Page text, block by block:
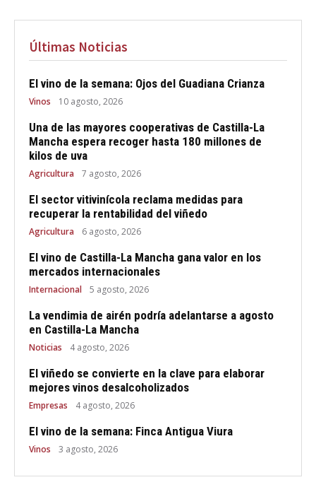
Últimas Noticias
El vino de la semana: Ojos del Guadiana Crianza
Vinos 10 agosto, 2026
Una de las mayores cooperativas de Castilla-La
Mancha espera recoger hasta 180 millones de
kilos de uva
Agricultura 7 agosto, 2026
El sector vitivinícola reclama medidas para
recuperar la rentabilidad del viñedo
Agricultura 6 agosto, 2026
El vino de Castilla-La Mancha gana valor en los
mercados internacionales
Internacional 5 agosto, 2026
La vendimia de airén podría adelantarse a agosto
en Castilla-La Mancha
Noticias 4 agosto, 2026
El viñedo se convierte en la clave para elaborar
mejores vinos desalcoholizados
Empresas 4 agosto, 2026
El vino de la semana: Finca Antigua Viura
Vinos 3 agosto, 2026